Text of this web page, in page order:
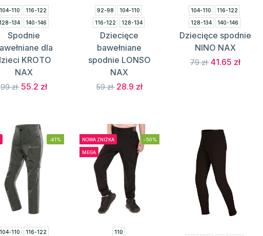
104-110
116-122
134
140-146
152-158
164-170
Spodnie
dla
KROTO
NAX
99 zł 55.2 zł
92-98
104-110
116-122
128-134
140-146
Dziecięce
bawełniane
spodnie LONSO
NAX
59 zł 28.9 zł
104-110
116-122
128-134
140-146
152-158
Dziecięce spodnie
NINO NAX
79 zł41.65 zł
-41%
104-110
116-122
NOWA ZNIŻKA
MEGA
-50%
110